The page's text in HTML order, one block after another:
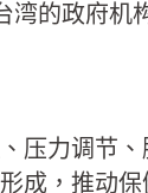
湾的政府机
压力调节
成，推动